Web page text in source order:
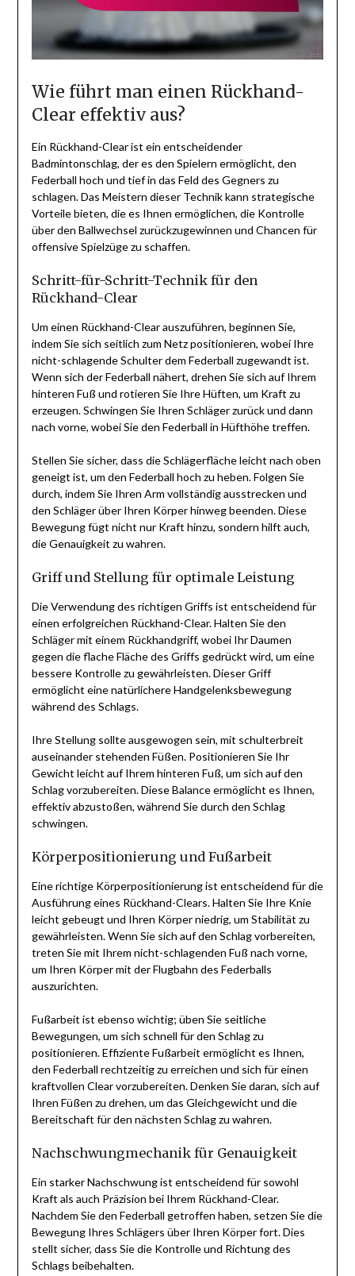
Wie führt man einen Rückhand-
Clear effektiv aus?
Ein Rückhand-Clear ist ein entscheidender
Badmintonschlag, der es den Spielern ermöglicht, den
Federball hoch und tief in das Feld des Gegners zu
schlagen. Das Meistern dieser Technik kann strategische
Vorteile bieten, die es Ihnen ermöglichen, die Kontrolle
über den Ballwechsel zurückzugewinnen und Chancen für
offensive Spielzüge zu schaffen.
Schritt-für-Schritt-Technik für den
Rückhand-Clear
Um einen Rückhand-Clear auszuführen, beginnen Sie,
indem Sie sich seitlich zum Netz positionieren, wobei Ihre
nicht-schlagende Schulter dem Federball zugewandt ist.
Wenn sich der Federball nähert, drehen Sie sich auf Ihrem
hinteren Fuß und rotieren Sie Ihre Hüften, um Kraft zu
erzeugen. Schwingen Sie Ihren Schläger zurück und dann
nach vorne, wobei Sie den Federball in Hüfthöhe treffen.
Stellen Sie sicher, dass die Schlägerfläche leicht nach oben
geneigt ist, um den Federball hoch zu heben. Folgen Sie
durch, indem Sie Ihren Arm vollständig ausstrecken und
den Schläger über Ihren Körper hinweg beenden. Diese
Bewegung fügt nicht nur Kraft hinzu, sondern hilft auch,
die Genauigkeit zu wahren.
Griff und Stellung für optimale Leistung
Die Verwendung des richtigen Griffs ist entscheidend für
einen erfolgreichen Rückhand-Clear. Halten Sie den
Schläger mit einem Rückhandgriff, wobei Ihr Daumen
gegen die flache Fläche des Griffs gedrückt wird, um eine
bessere Kontrolle zu gewährleisten. Dieser Griff
ermöglicht eine natürlichere Handgelenksbewegung
während des Schlags.
Ihre Stellung sollte ausgewogen sein, mit schulterbreit
auseinander stehenden Füßen. Positionieren Sie Ihr
Gewicht leicht auf Ihrem hinteren Fuß, um sich auf den
Schlag vorzubereiten. Diese Balance ermöglicht es Ihnen,
effektiv abzustoßen, während Sie durch den Schlag
schwingen.
Körperpositionierung und Fußarbeit
Eine richtige Körperpositionierung ist entscheidend für die
Ausführung eines Rückhand-Clears. Halten Sie Ihre Knie
leicht gebeugt und Ihren Körper niedrig, um Stabilität zu
gewährleisten. Wenn Sie sich auf den Schlag vorbereiten,
treten Sie mit Ihrem nicht-schlagenden Fuß nach vorne,
um Ihren Körper mit der Flugbahn des Federballs
auszurichten.
Fußarbeit ist ebenso wichtig; üben Sie seitliche
Bewegungen, um sich schnell für den Schlag zu
positionieren. Effiziente Fußarbeit ermöglicht es Ihnen,
den Federball rechtzeitig zu erreichen und sich für einen
kraftvollen Clear vorzubereiten. Denken Sie daran, sich auf
Ihren Füßen zu drehen, um das Gleichgewicht und die
Bereitschaft für den nächsten Schlag zu wahren.
Nachschwungmechanik für Genauigkeit
Ein starker Nachschwung ist entscheidend für sowohl
Kraft als auch Präzision bei Ihrem Rückhand-Clear.
Nachdem Sie den Federball getroffen haben, setzen Sie die
Bewegung Ihres Schlägers über Ihren Körper fort. Dies
stellt sicher, dass Sie die Kontrolle und Richtung des
Schlags beibehalten.